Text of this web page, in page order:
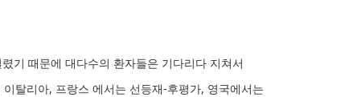
기 때문에 대다수의 환자들은 기다리다 지쳐서
탈리아, 프랑스 에서는 선등재-후평가, 영국에서는